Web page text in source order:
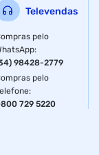
Televendas
pelo
:
98428-2779
pelo
:
729 5220